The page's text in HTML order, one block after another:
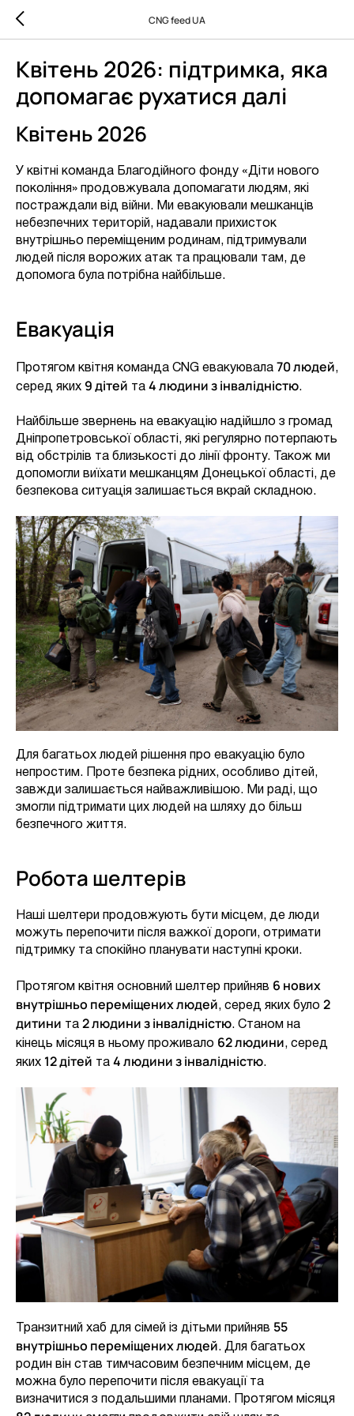
CNG feed UA
Квітень 2026: підтримка, яка
допомагає рухатися далі
Квітень 2026
У квітні команда Благодійного фонду «Діти нового
покоління» продовжувала допомагати людям, які
постраждали від війни. Ми евакуювали мешканців
небезпечних територій, надавали прихисток
внутрішньо переміщеним родинам, підтримували
людей після ворожих атак та працювали там, де
допомога була потрібна найбільше.
Евакуація
Протягом квітня команда CNG евакуювала 70 людей,
серед яких 9 дітей та 4 людини з інвалідністю.
Найбільше звернень на евакуацію надійшло з громад
Дніпропетровської області, які регулярно потерпають
від обстрілів та близькості до лінії фронту. Також ми
допомогли виїхати мешканцям Донецької області, де
безпекова ситуація залишається вкрай складною.
Для багатьох людей рішення про евакуацію було
непростим. Проте безпека рідних, особливо дітей,
завжди залишається найважливішою. Ми раді, що
змогли підтримати цих людей на шляху до більш
безпечного життя.
Робота шелтерів
Наші шелтери продовжують бути місцем, де люди
можуть перепочити після важкої дороги, отримати
підтримку та спокійно планувати наступні кроки.
Протягом квітня основний шелтер прийняв 6 нових
внутрішньо переміщених людей, серед яких було 2
дитини та 2 людини з інвалідністю. Станом на
кінець місяця в ньому проживало 62 людини, серед
яких 12 дітей та 4 людини з інвалідністю.
Транзитний хаб для сімей із дітьми прийняв 55
внутрішньо переміщених людей. Для багатьох
родин він став тимчасовим безпечним місцем, де
можна було перепочити після евакуації та
визначитися з подальшими планами. Протягом місяця